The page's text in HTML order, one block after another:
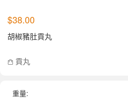
$38.00
胡椒豬肚貢丸
貢丸
重量: